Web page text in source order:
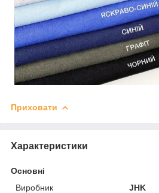
Приховати
Характеристики
Основні
Виробник
JHK